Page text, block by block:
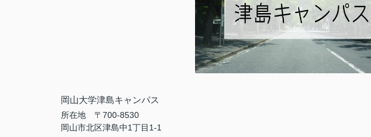
岡山大学津島キャンパス
所在地 〒700-8530
岡山市北区津島中1丁目1-1